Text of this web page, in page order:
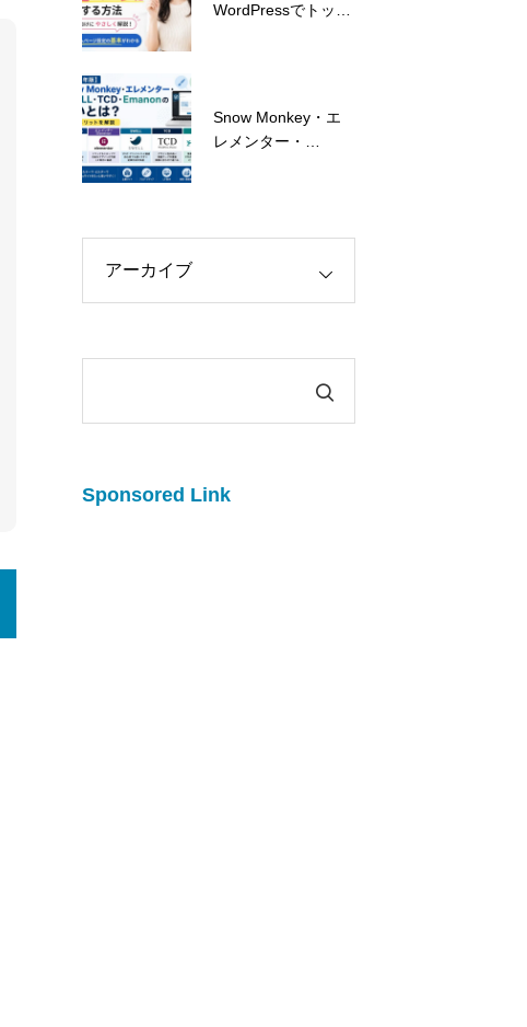
WordPressでトップ
Snow Monkey・エ
レメンター・
を解説
ためのホームページ
朗報！弊社ウェブサ
イト制作が補助金対
Sponsored Link